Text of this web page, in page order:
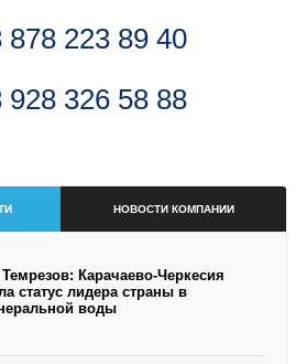
878 223 89 40
928 326 58 88
НОВОСТИ КОМПАНИИ
Карачаево-Черкесия
статус лидера страны в
воды